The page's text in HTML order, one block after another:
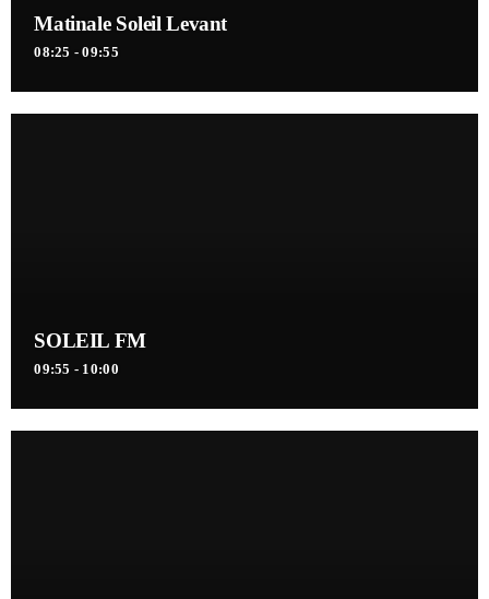
Matinale Soleil Levant
08:25 - 09:55
SOLEIL FM
09:55 - 10:00